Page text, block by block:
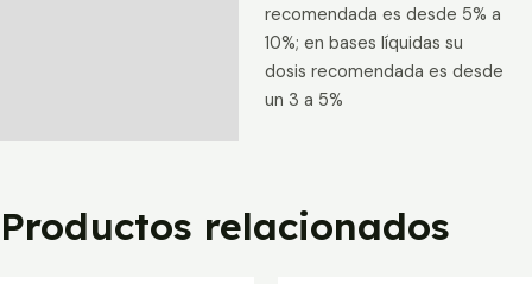
recomendada es desde 5% a
10%; en bases líquidas su
dosis recomendada es desde
un 3 a 5%
Productos relacionados